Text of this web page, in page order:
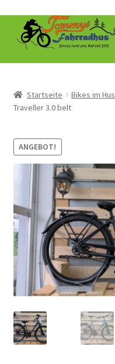
Zur
Navigation
springen
Zum
Inhalt
springen
Startseite Bikes im Hus
Traveller 3.0 belt
ANGEBOT!